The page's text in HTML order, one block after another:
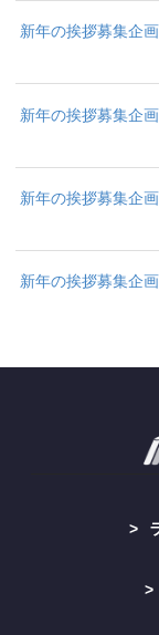
新年の挨拶募集企
新年の挨拶募集企
新年の挨拶募集企
新年の挨拶募集企